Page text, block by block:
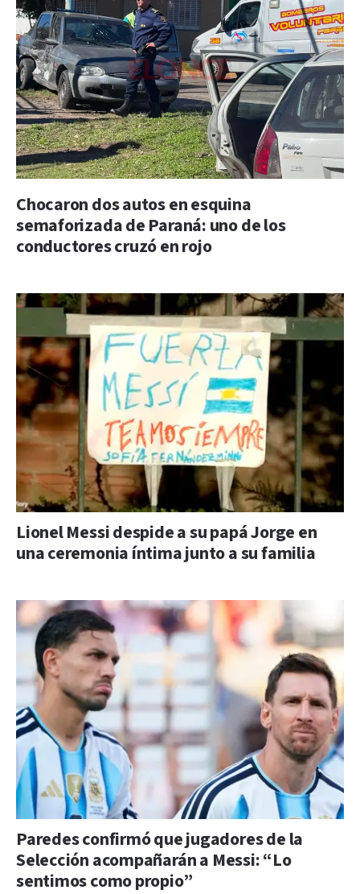
Chocaron dos autos en esquina
semaforizada de Paraná: uno de los
conductores cruzó en rojo
Lionel Messi despide a su papá Jorge en
una ceremonia íntima junto a su familia
Paredes confirmó que jugadores de la
Selección acompañarán a Messi: “Lo
sentimos como propio”